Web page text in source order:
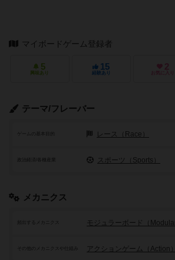
マイボードゲーム登録者
5
興味あり
15
経験あり
2
お気に入り
テーマ/フレーバー
ゲームの基本目的 レース（Race）
政治経済/各種産業 スポーツ（Sports）
メカニクス
頻出するメカニクス モジュラーボード（
その他のメカニクスや仕組み アクションゲーム（Action）